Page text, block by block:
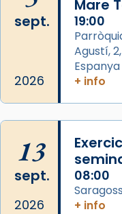
Aquest dilluns,
missa d’acció
comitè
del Sant Pare
L’arquebisbe
Josep Omella,
concelebrat el
Mons. David
📸 Dr. G. Simón
sept.
2026
Mare
19:00
Agustí,
Espanya
+ info
13
sept.
2026
08:00
+ info